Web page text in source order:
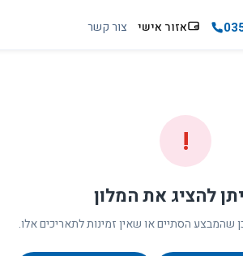
אזור אישי צור קשר
!
להציג את המלון
שהמבצע הסתיים או שאין זמינות לתאריכים אלו.